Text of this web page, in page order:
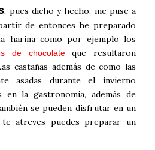
, pues dicho y hecho, me puse a
de entonces he preparado
harina como por ejemplo los
de chocolateque resultaron
castañas además de como las
asadas durante el invierno
en la gastronomía, además de
se pueden disfrutar en un
atreves puedes preparar un